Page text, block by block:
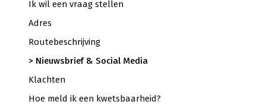
Ik wil een vraag stellen
Adres
Routebeschrijving
Nieuwsbrief & Social Media
Klachten
Hoe meld ik een kwets­baar­heid?